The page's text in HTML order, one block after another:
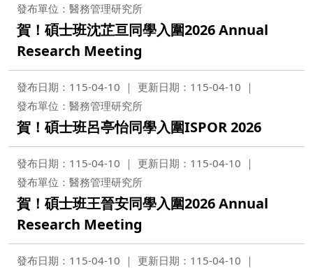
發布單位：醫務管理研究所
賀！碩士班沈芷亘同學入圍2026 Annual
Research Meeting
發布日期：115-04-10
更新日期：115-04-10
發布單位：醫務管理研究所
賀！碩士班呂亭怡同學入圍ISPOR 2026
發布日期：115-04-10
更新日期：115-04-10
發布單位：醫務管理研究所
賀！碩士班王晉安同學入圍2026 Annual
Research Meeting
發布日期：115-04-10
更新日期：115-04-10